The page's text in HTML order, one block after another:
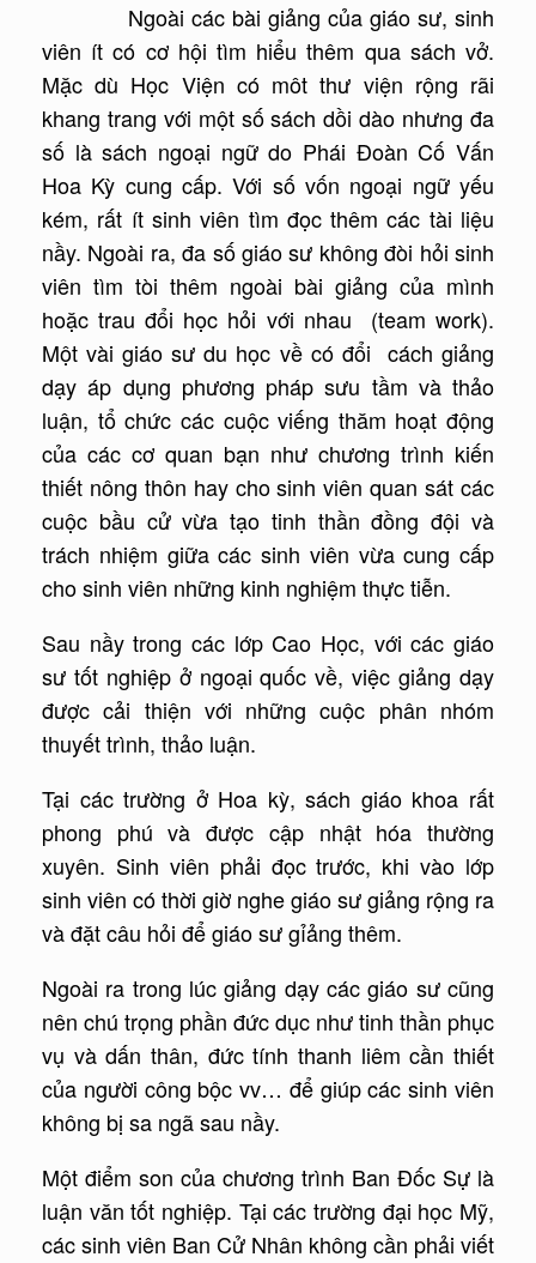
Ngoài các bài giảng của giáo sư, sinh
viên ít có cơ hội tìm hiểu thêm qua sách vở.
Mặc dù Học Viện có môt thư viện rộng rãi
khang trang với một số sách dồi dào nhưng đa
số là sách ngoại ngữ do Phái Đoàn Cố Vấn
Hoa Kỳ cung cấp. Với số vốn ngoại ngữ yếu
kém, rất ít sinh viên tìm đọc thêm các tài liệu
nầy. Ngoài ra, đa số giáo sư không đòi hỏi sinh
viên tìm tòi thêm ngoài bài giảng của mình
hoặc trau đổi học hỏi với nhau (team work).
Một vài giáo sư du học về có đổi cách giảng
dạy áp dụng phương pháp sưu tầm và thảo
luận, tổ chức các cuộc viếng thăm hoạt động
của các cơ quan bạn như chương trình kiến
thiết nông thôn hay cho sinh viên quan sát các
cuộc bầu cử vừa tạo tinh thần đồng đội và
trách nhiệm giữa các sinh viên vừa cung cấp
cho sinh viên những kinh nghiệm thực tiễn.
Sau nầy trong các lớp Cao Học, với các giáo
sư tốt nghiệp ở ngoại quốc về, việc giảng dạy
được cải thiện với những cuộc phân nhóm
thuyết trình, thảo luận.
Tại các trường ở Hoa kỳ, sách giáo khoa rất
phong phú và được cập nhật hóa thường
xuyên. Sinh viên phải đọc trước, khi vào lớp
sinh viên có thời giờ nghe giáo sư giảng rộng ra
và đặt câu hỏi để giáo sư gỉảng thêm.
Ngoài ra trong lúc giảng dạy các giáo sư cũng
nên chú trọng phần đức dục như tinh thần phục
vụ và dấn thân, đức tính thanh liêm cần thiết
của người công bộc vv… để giúp các sinh viên
không bị sa ngã sau nầy.
Một điểm son của chương trình Ban Đốc Sự là
luận văn tốt nghiệp. Tại các trường đại học Mỹ,
các sinh viên Ban Cử Nhân không cần phải viết